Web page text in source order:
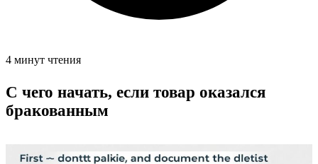
4 минут чтения
С чего начать, если товар оказался
бракованным